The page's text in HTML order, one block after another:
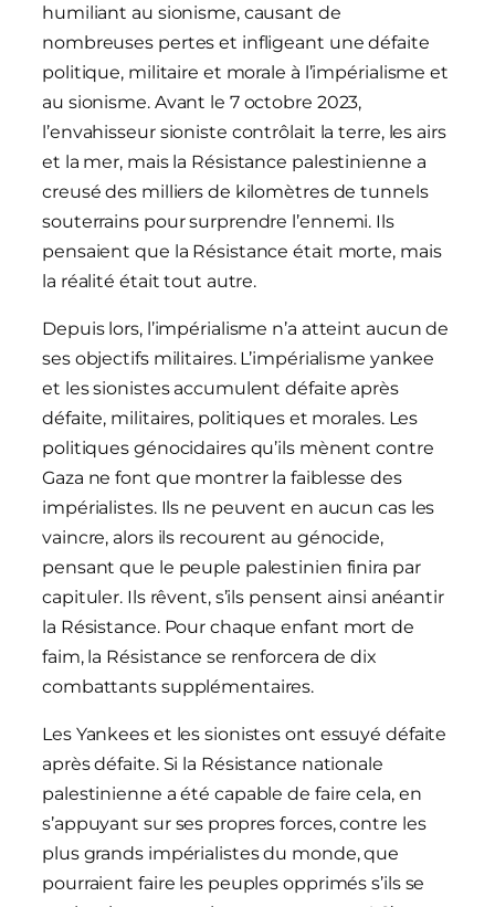
humiliant au sionisme, causant de
nombreuses pertes et infligeant une défaite
politique, militaire et morale à l’impérialisme et
au sionisme. Avant le 7 octobre 2023,
l’envahisseur sioniste contrôlait la terre, les airs
et la mer, mais la Résistance palestinienne a
creusé des milliers de kilomètres de tunnels
souterrains pour surprendre l’ennemi. Ils
pensaient que la Résistance était morte, mais
la réalité était tout autre.
Depuis lors, l’impérialisme n’a atteint aucun de
ses objectifs militaires. L’impérialisme yankee
et les sionistes accumulent défaite après
défaite, militaires, politiques et morales. Les
politiques génocidaires qu’ils mènent contre
Gaza ne font que montrer la faiblesse des
impérialistes. Ils ne peuvent en aucun cas les
vaincre, alors ils recourent au génocide,
pensant que le peuple palestinien finira par
capituler. Ils rêvent, s’ils pensent ainsi anéantir
la Résistance. Pour chaque enfant mort de
faim, la Résistance se renforcera de dix
combattants supplémentaires.
Les Yankees et les sionistes ont essuyé défaite
après défaite. Si la Résistance nationale
palestinienne a été capable de faire cela, en
s’appuyant sur ses propres forces, contre les
plus grands impérialistes du monde, que
pourraient faire les peuples opprimés s’ils se